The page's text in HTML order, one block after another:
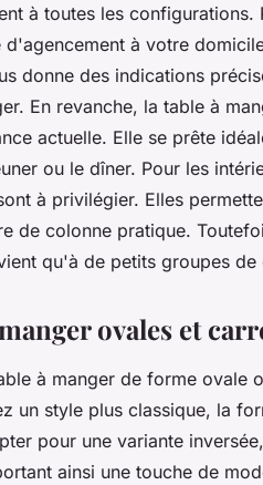
à toutes les configurations.
à votre
donne des indications
En revanche, la table à
actuelle. Elle se prête
ou le dîner. Pour les
à privilégier. Elles
de colonne pratique.
qu'à de petits groupes de
ovales et
à manger de forme ovale
un style plus classique, la
pour une variante
ainsi une touche de